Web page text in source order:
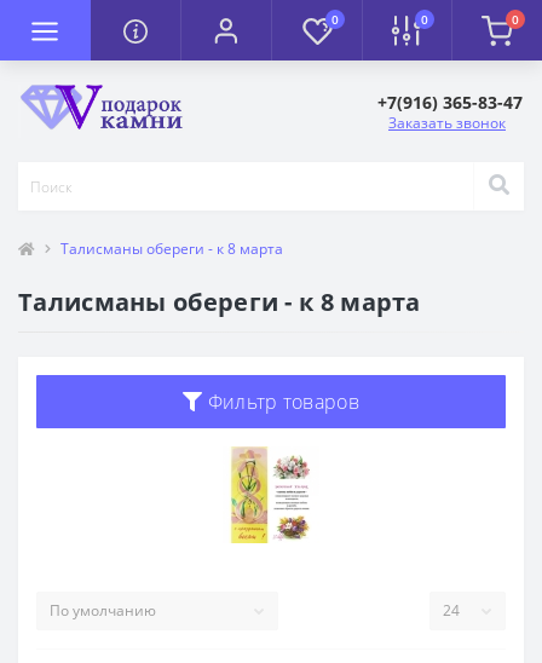
0 0 0
+7(916) 365-83-47
Заказать звонок
Талисманы обереги - к 8 марта
Талисманы обереги - к 8 марта
Фильтр товаров